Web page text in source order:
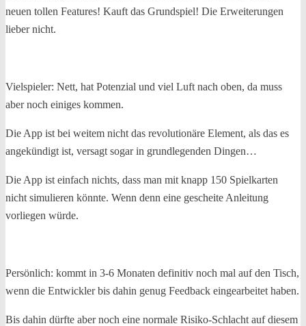
neuen tollen Features! Kauft das Grundspiel! Die Erweiterungen
lieber nicht.
Vielspieler: Nett, hat Potenzial und viel Luft nach oben, da muss
aber noch einiges kommen.
Die App ist bei weitem nicht das revolutionäre Element, als das es
angekündigt ist, versagt sogar in grundlegenden Dingen…
Die App ist einfach nichts, dass man mit knapp 150 Spielkarten
nicht simulieren könnte. Wenn denn eine gescheite Anleitung
vorliegen würde.
Persönlich: kommt in 3-6 Monaten definitiv noch mal auf den Tisch,
wenn die Entwickler bis dahin genug Feedback eingearbeitet haben.
Bis dahin dürfte aber noch eine normale Risiko-Schlacht auf diesem